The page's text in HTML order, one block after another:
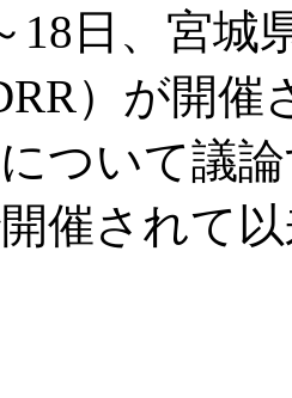
18日、宮城
）が開催
ついて議
催されて